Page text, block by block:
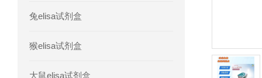
兔elisa试剂盒
猴elisa试剂盒
大鼠elisa试剂盒